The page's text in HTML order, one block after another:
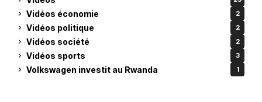
Vidéos économie 2
Vidéos politique 2
Vidéos société 2
Vidéos sports 3
Volkswagen investit au Rwanda 1